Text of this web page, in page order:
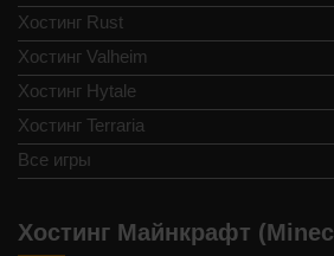
Хостинг Rust
Хостинг Valheim
Хостинг Hytale
Хостинг Terraria
Все игры
Хостинг Майнкрафт